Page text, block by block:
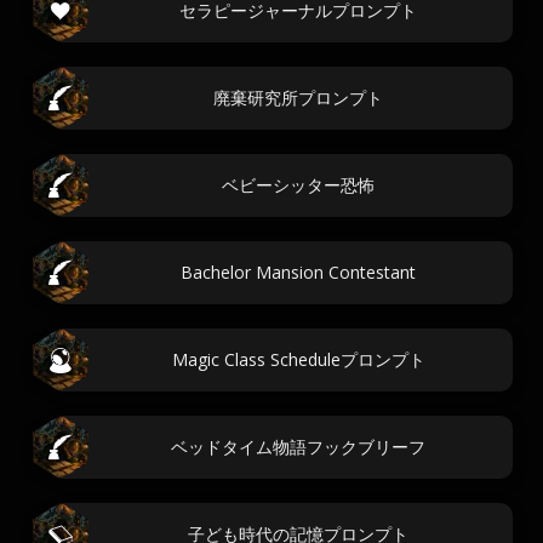
セラピージャーナルプロンプト
廃棄研究所プロンプト
ベビーシッター恐怖
Bachelor Mansion Contestant
Magic Class Scheduleプロンプト
ベッドタイム物語フックブリーフ
子ども時代の記憶プロンプト